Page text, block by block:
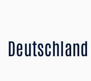
Deutschland